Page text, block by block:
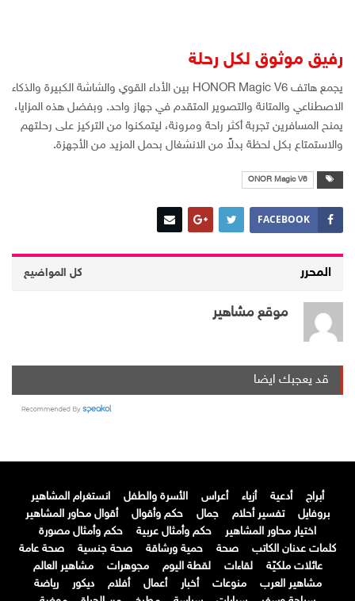
رفيق موثوق لكل رحلة
يجمع هاتف HONOR Magic V6 بين الأداء القوي والشاشة الكبيرة والذكاء
الاصطناعي والمتانة والتصوير المتقدم في جهاز واحد. وبفضل هذه المزايا،
يمنح المسافرين تجربة أكثر راحة ومرونة، ليتمكنوا من التركيز على رحلتهم
والاستمتاع بكل لحظة بدلاً من الانشغال بحمل المزيد من الأجهزة.
ONOR Magic V6
FACEBOOK
المحرر كل المواضيع
موقع مشاهير
قد يعجبك ايضا
أبراج أدعية أزياء أعراس الأسرة والطفل
انستغرام المشاهير
بروفايل
تفسير أحلام جمال حكم وأقوال
أقوال محاور المشاهير
اختيار محاور المشاهير
حكم وأمثال عربية
حكم وأمثال مصورة
كلمات عدنان الكاتب
صحة حمية ورشاقة صحة جنسية
صحة عامة
عائلات ملكيّة
لقاءات لقطة اليوم مجوهرات
مشاهير العالم
مشاهير العرب
منوعات أخبار أعمال أفلام ديكور
رياضة